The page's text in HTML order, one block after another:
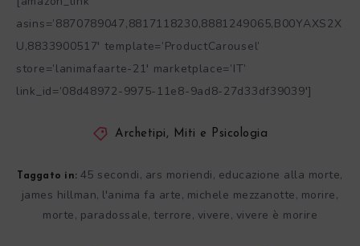
asins=’8870789047,8817118230,8881249065,B00YAXS2X
U,8833900517′ template=’ProductCarousel’
store=’lanimafaarte-21′ marketplace=’IT’
link_id=’08d48972-9975-11e8-9ad8-27d33df39039′]
Archetipi, Miti e Psicologia
Taggato in: 45 secondi, ars moriendi, educazione alla morte,
james hillman, l'anima fa arte, michele mezzanotte, morire,
morte, paradossale, terrore, vivere, vivere è morire